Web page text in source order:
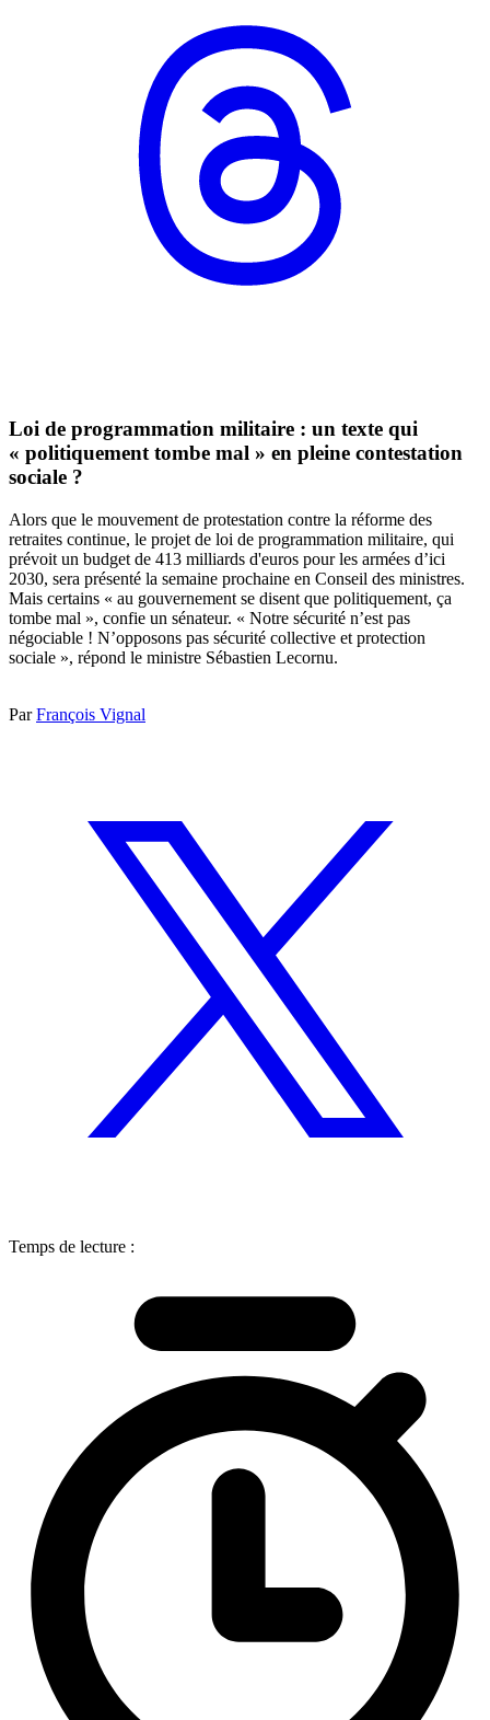
Loi de programmation militaire : un texte qui
« politiquement tombe mal » en pleine contestation
sociale ?
Alors que le mouvement de protestation contre la réforme des
retraites continue, le projet de loi de programmation militaire, qui
prévoit un budget de 413 milliards d'euros pour les armées d’ici
2030, sera présenté la semaine prochaine en Conseil des ministres.
Mais certains « au gouvernement se disent que politiquement, ça
tombe mal », confie un sénateur. « Notre sécurité n’est pas
négociable ! N’opposons pas sécurité collective et protection
sociale », répond le ministre Sébastien Lecornu.
ParFrançois Vignal
Temps de lecture :